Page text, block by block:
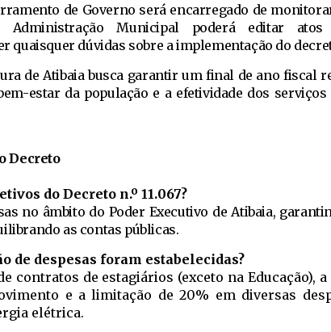
de Governo será encarregado de
Administração Municipal poderá editar atos
quaisquer dúvidas sobre a implementação do
de Atibaia busca garantir um final de ano fiscal
estar da população e a efetividade dos
Decreto
do Decreto n.º 11.067?
no âmbito do Poder Executivo de Atibaia,
as contas públicas.
de despesas foram estabelecidas?
contratos de estagiários (exceto na Educação),
e a limitação de 20% em diversas
elétrica.